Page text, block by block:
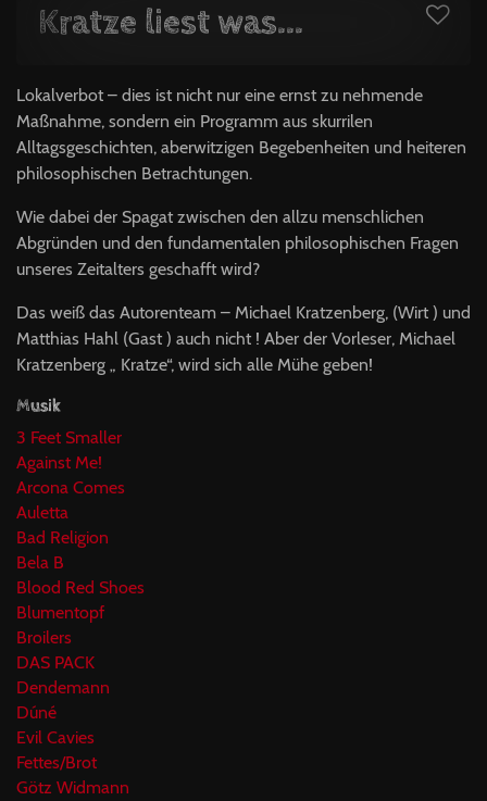
Kratze liest was...
Lokalverbot – dies ist nicht nur eine ernst zu nehmende
Maßnahme, sondern ein Programm aus skurrilen
Alltagsgeschichten, aberwitzigen Begebenheiten und heiteren
philosophischen Betrachtungen.
Wie dabei der Spagat zwischen den allzu menschlichen
Abgründen und den fundamentalen philosophischen Fragen
unseres Zeitalters geschafft wird?
Das weiß das Autorenteam – Michael Kratzenberg, (Wirt ) und
Matthias Hahl (Gast ) auch nicht ! Aber der Vorleser, Michael
Kratzenberg „ Kratze“, wird sich alle Mühe geben!
Musik
3 Feet Smaller
Against Me!
Arcona Comes
Auletta
Bad Religion
Bela B
Blood Red Shoes
Blumentopf
Broilers
DAS PACK
Dendemann
Dúné
Evil Cavies
Fettes/Brot
Götz Widmann